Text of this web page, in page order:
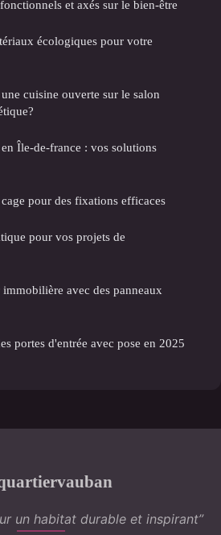
et axés sur le bien-être
écologiques pour votre
cuisine ouverte sur le salon
Île-de-france : vos solutions
pour des fixations efficaces
pour vos projets de
avec des panneaux
portes d'entrée avec pose en 2025
un habitat durable et inspirant”